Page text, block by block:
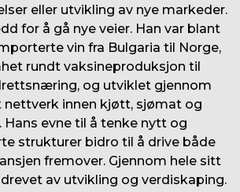
eller utvikling av nye markeder.
for å gå nye veier. Han var blant
vin fra Bulgaria til Norge,
rundt vaksineproduksjon til
og utviklet gjennom
nettverk innen kjøtt, sjømat og
Hans evne til å tenke nytt og
strukturer bidro til å drive både
fremover. Gjennom hele sitt
av utvikling og verdiskaping.